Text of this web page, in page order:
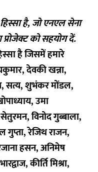
है, जो एनएल सेना
प्रोजेक्ट कोसहयोगदें.
है जिसमें हमारे
देवकी खन्ना,
सत्य, शुभंकर मोंडल,
उमा
विनोद गुब्बाला,
गुप्ता, रेजिथ राजन,
हसन, अनिमेष
कीर्ति मिश्रा,